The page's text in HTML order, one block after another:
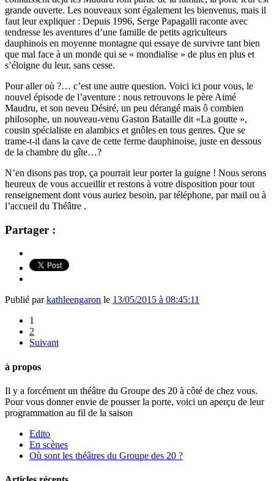
grande ouverte. Les nouveaux sont également les bienvenus, mais il
faut leur expliquer : Depuis 1996, Serge Papagalli raconte avec
tendresse les aventures d’une famille de petits agriculteurs
dauphinois en moyenne montagne qui essaye de survivre tant bien
que mal face à un monde qui se « mondialise » de plus en plus et
s’éloigne du leur, sans cesse.
Pour aller où ?… c’est une autre question. Voici ici pour vous, le
nouvel épisode de l’aventure : nous retrouvons le père Aimé
Maudru, et son neveu Désiré, un peu dérangé mais ô combien
philosophe, un nouveau-venu Gaston Bataille dit «La goutte »,
cousin spécialiste en alambics et gnôles en tous genres. Que se
trame-t-il dans la cave de cette ferme dauphinoise, juste en dessous
de la chambre du gîte…?
N’en disons pas trop, ça pourrait leur porter la guigne ! Nous serons
heureux de vous accueillir et restons à votre disposition pour tout
renseignement dont vous auriez besoin, par téléphone, par mail ou à
l’accueil du Théâtre .
Partager :
Publié parkathleengaron le 13/05/2015 à 08:45:11
1
2
Suivant
à propos
Il y a forcément un théâtre du Groupe des 20 à côté de chez vous.
Pour vous donner envie de pousser la porte, voici un aperçu de leur
programmation au fil de la saison
Edito
En scènes
Où sont les théâtres du Groupe des 20 ?